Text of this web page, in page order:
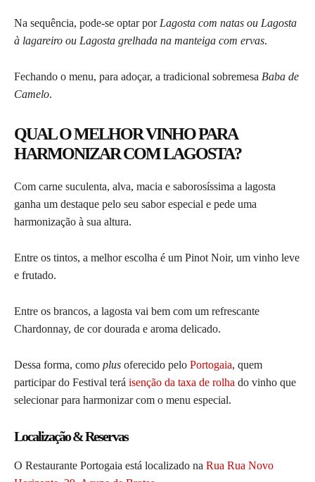
Na sequência, pode-se optar porLagosta com natas ou Lagosta
à lagareiro ou Lagosta grelhada na manteiga com ervas.
Fechando o menu, para adoçar, a tradicional sobremesa Baba de
Camelo.
QUAL O MELHOR VINHO PARA
HARMONIZAR COM LAGOSTA?
Com carne suculenta, alva, macia e saborosíssima a lagosta
ganha um destaque pelo seu sabor especial e pede uma
harmonização à sua altura.
Entre os tintos, a melhor escolha é um Pinot Noir, um vinho leve
e frutado.
Entre os brancos, a lagosta vai bem com um refrescante
Chardonnay, de cor dourada e aroma delicado.
Dessa forma, como plus oferecido pelo Portogaia, quem
participar do Festival terá isenção da taxa de rolha do vinho que
selecionar para harmonizar com o menu especial.
Localização & Reservas
O Restaurante Portogaia está localizado na Rua Rua Novo